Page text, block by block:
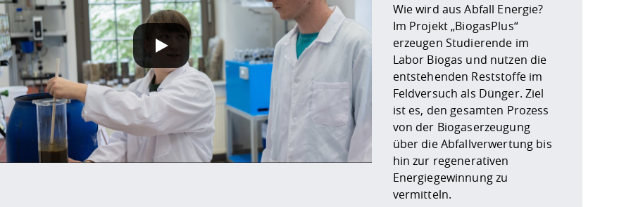
Wie wird aus Abfall Energie?
Im Projekt „BiogasPlus“
erzeugen Studierende im
Labor Biogas und nutzen die
entstehenden Reststoffe im
Feldversuch als Dünger. Ziel
ist es, den gesamten Prozess
von der Biogaserzeugung
über die Abfallverwertung bis
hin zur regenerativen
Energiegewinnung zu
vermitteln.